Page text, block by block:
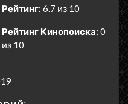
Рейтинг: 6.7 из 10
Рейтинг Кинопоиска: 0
из 10